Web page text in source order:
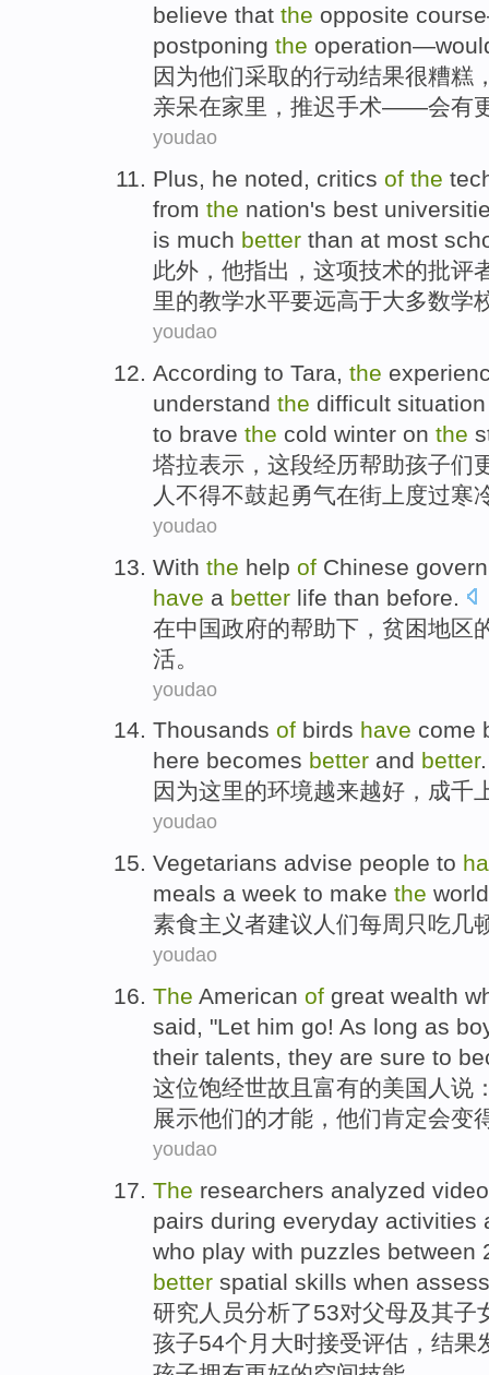
believe that the opposite course
postponing the operation—
因为他们采取的行动结果很糟糕
亲呆在家里， 推迟手术——会有
youdao
Plus, he noted, critics of the
from the nation's best
is much better than at most
此外 ， 他指出 ，这项技术的批评
里的教学水平要远高于大多数学
youdao
According to Tara, the
understand the difficult situation
to brave the cold winter on the
塔拉表示 ， 这段经历帮助孩子们
人 不得不鼓起勇气在街上度过寒
youdao
With the help of Chinese
have a better life than before.
在中国政府的帮助下，贫困地区
活。
youdao
Thousands of birds have come
here becomes better and better.
因为这里的环境越来越好，成千
youdao
Vegetarians advise people to
meals a week to make the
素食主义者建议人们每周只吃几
youdao
The American of great wealth
said, "Let him go! As long as
their talents, they are sure to
这位饱经世故且富有的美国人说
展示他们的才能，他们肯定会变
youdao
The researchers analyzed
pairs during everyday activities
who play with puzzles
better spatial skills when
研究人员分析了53对父母及其子
孩子54个月大时接受评估，结